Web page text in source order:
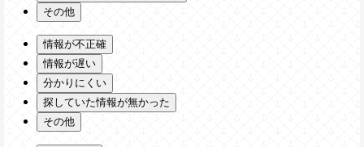
その他
情報が不正確
情報が遅い
分かりにくい
探していた情報が無かった
その他